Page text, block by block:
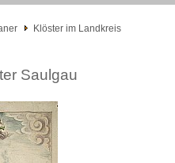
Klöster im Landkreis
Saulgau